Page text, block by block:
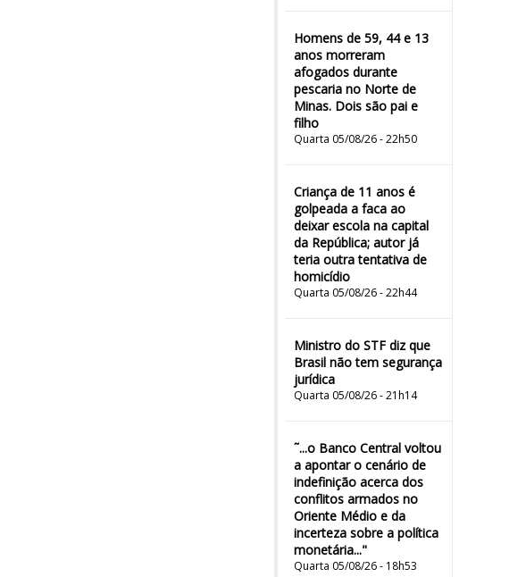
Homens de 59, 44 e 13
anos morreram
afogados durante
pescaria no Norte de
Minas. Dois são pai e
filho
Quarta 05/08/26 - 22h50
Criança de 11 anos é
golpeada a faca ao
deixar escola na capital
da República; autor já
teria outra tentativa de
homicídio
Quarta 05/08/26 - 22h44
Ministro do STF diz que
Brasil não tem segurança
jurídica
Quarta 05/08/26 - 21h14
˜...o Banco Central voltou
a apontar o cenário de
indefinição acerca dos
conflitos armados no
Oriente Médio e da
incerteza sobre a política
monetária..."
Quarta 05/08/26 - 18h53